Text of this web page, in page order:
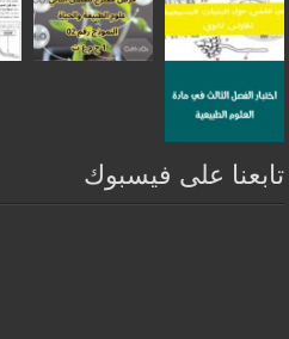
تابعنا على فيسبوك